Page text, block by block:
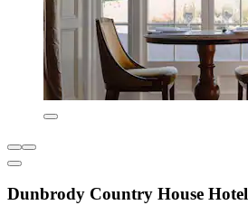
Dunbrody Country House Hotel